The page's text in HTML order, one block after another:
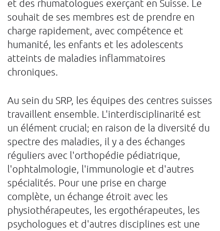
et des rhumatologues exerçant en Suisse. Le
souhait de ses membres est de prendre en
charge rapidement, avec compétence et
humanité, les enfants et les adolescents
atteints de maladies inflammatoires
chroniques.
Au sein du SRP, les équipes des centres suisses
travaillent ensemble. L'interdisciplinarité est
un élément crucial; en raison de la diversité du
spectre des maladies, il y a des échanges
réguliers avec l'orthopédie pédiatrique,
l'ophtalmologie, l'immunologie et d'autres
spécialités. Pour une prise en charge
complète, un échange étroit avec les
physiothérapeutes, les ergothérapeutes, les
psychologues et d'autres disciplines est une